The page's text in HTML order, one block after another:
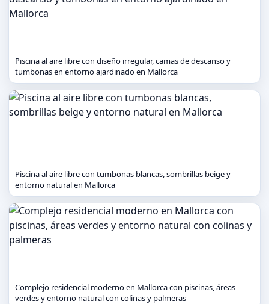
Piscina al aire libre con diseño irregular, camas de descanso y
tumbonas en entorno ajardinado en Mallorca
Piscina al aire libre con tumbonas blancas, sombrillas beige y
entorno natural en Mallorca
Complejo residencial moderno en Mallorca con piscinas, áreas
verdes y entorno natural con colinas y palmeras